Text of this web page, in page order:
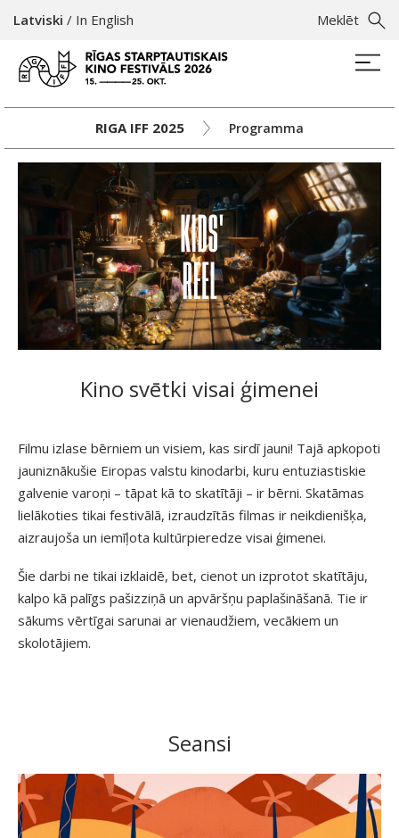
Meklēt
Latviski / In English
RIGA IFF 2025 Programma
Kino svētki visai ģimenei
Filmu izlase bērniem un visiem, kas sirdī jauni! Tajā apkopoti
jauniznākušie Eiropas valstu kinodarbi, kuru entuziastiskie
galvenie varoņi – tāpat kā to skatītāji – ir bērni. Skatāmas
lielākoties tikai festivālā, izraudzītās filmas ir neikdienišķa,
aizraujoša un iemīļota kultūrpieredze visai ģimenei.
Šie darbi ne tikai izklaidē, bet, cienot un izprotot skatītāju,
kalpo kā palīgs pašizziņā un apvāršņu paplašināšanā. Tie ir
sākums vērtīgai sarunai ar vienaudžiem, vecākiem un
skolotājiem.
Seansi